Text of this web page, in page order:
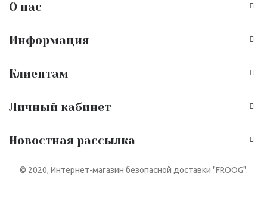
О нас
Информация
Клиентам
Личный кабинет
Новостная рассылка
© 2020, Интернет-магазин безопасной доставки "FROOG".